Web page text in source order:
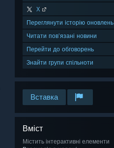
X
Переглянути історію оновлень
Читати пов’язані новини
Перейти до обговорень
Знайти групи спільноти
Вставка
Вміст
Містить інтерактивні елементи